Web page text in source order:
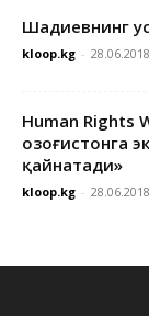
Шадиевнинг
kloop.kg - 28.06.2018
Human Rights
Қозоғистонга
қайнатади»
kloop.kg - 28.06.2018